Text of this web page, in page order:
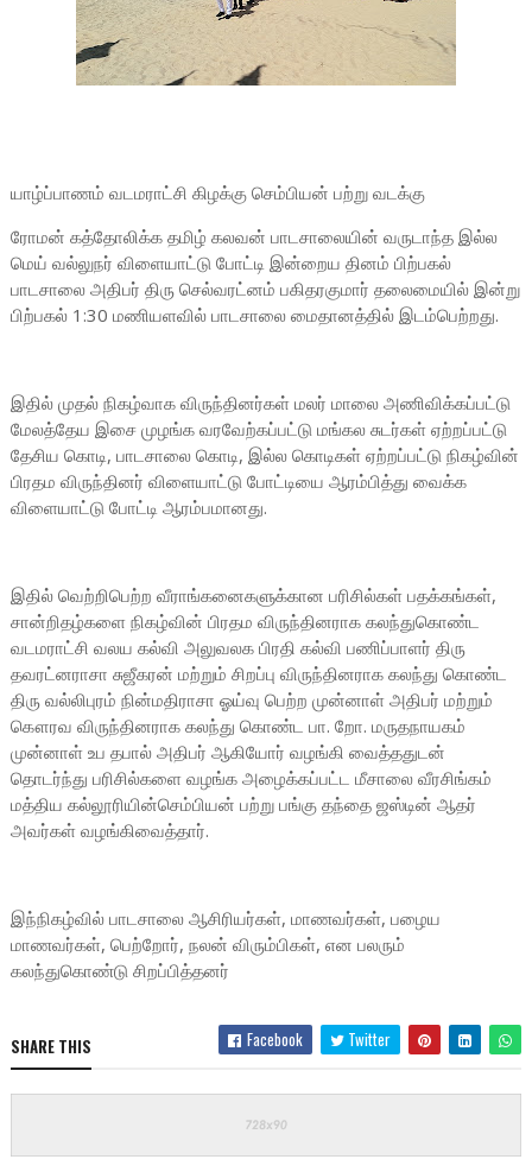
யாழ்ப்பாணம் வடமராட்சி கிழக்கு செம்பியன் பற்று வடக்கு
ரோமன் கத்தோலிக்க தமிழ் கலவன் பாடசாலையின் வருடாந்த இல்ல
மெய் வல்லுநர் விளையாட்டு போட்டி இன்றைய தினம் பிற்பகல்
பாடசாலை அதிபர் திரு செல்வரட்னம் பகிதரகுமார் தலைமையில் இன்று
பிற்பகல் 1:30 மணியளவில் பாடசாலை மைதானத்தில் இடம்பெற்றது.
இதில் முதல் நிகழ்வாக விருந்தினர்கள் மலர் மாலை அணிவிக்கப்பட்டு
மேலத்தேய இசை முழங்க வரவேற்கப்பட்டு மங்கல சுடர்கள் ஏற்றப்பட்டு
தேசிய கொடி, பாடசாலை கொடி, இல்ல கொடிகள் ஏற்றப்பட்டு நிகழ்வின்
பிரதம விருந்தினர் விளையாட்டு போட்டியை ஆரம்பித்து வைக்க
விளையாட்டு போட்டி ஆரம்பமானது.
இதில் வெற்றிபெற்ற வீராங்கனைகளுக்கான பரிசில்கள் பதக்கங்கள்,
சான்றிதழ்களை நிகழ்வின் பிரதம விருந்தினராக கலந்துகொண்ட
வடமராட்சி வலய கல்வி அலுவலக பிரதி கல்வி பணிப்பாளர் திரு
தவரட்னராசா சுஜீகரன் மற்றும் சிறப்பு விருந்தினராக கலந்து கொண்ட
திரு வல்லிபுரம் நின்மதிராசா ஓய்வு பெற்ற முன்னாள் அதிபர் மற்றும்
கௌரவ விருந்தினராக கலந்து கொண்ட பா. றோ. மருதநாயகம்
முன்னாள் உப தபால் அதிபர் ஆகியோர் வழங்கி வைத்ததுடன்
தொடர்ந்து பரிசில்களை வழங்க அழைக்கப்பட்ட மீசாலை வீரசிங்கம்
மத்திய கல்லூரியின்செம்பியன் பற்று பங்கு தந்தை ஜஸ்டின் ஆதர்
அவர்கள் வழங்கிவைத்தார்.
இந்நிகழ்வில் பாடசாலை ஆசிரியர்கள், மாணவர்கள், பழைய
மாணவர்கள், பெற்றோர், நலன் விரும்பிகள், என பலரும்
கலந்துகொண்டு சிறப்பித்தனர்
SHARE THIS Facebook Twitter